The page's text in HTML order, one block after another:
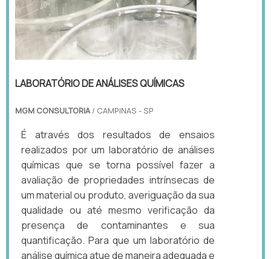
LABORATÓRIO DE ANÁLISES QUÍMICAS
MGM CONSULTORIA/ CAMPINAS - SP
É através dos resultados de ensaios
realizados por um laboratório de análises
químicas que se torna possível fazer a
avaliação de propriedades intrínsecas de
um material ou produto, averiguação da sua
qualidade ou até mesmo verificação da
presença de contaminantes e sua
quantificação. Para que um laboratório de
análise química atue de maneira adequada e